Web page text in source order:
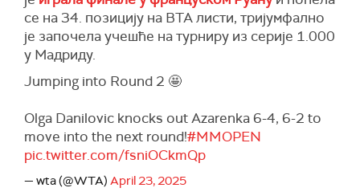
се на 34. позицију на ВТА листи, тријумфално
је започела учешће на турниру из серије 1.000
у Мадриду.
Jumping into Round 2 🤩
Olga Danilovic knocks out Azarenka 6-4, 6-2 to
move into the next round!#MMOPEN
pic.twitter.com/fsniOCkmQp
— wta (@WTA) April 23, 2025